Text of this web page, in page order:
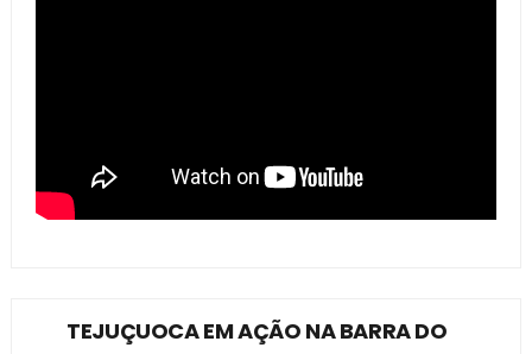
TEJUÇUOCA EM AÇÃO NA BARRA DO